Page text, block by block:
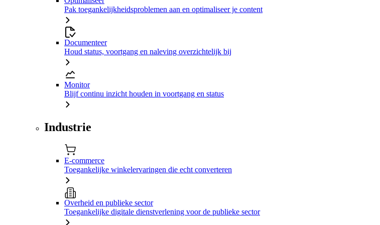
Pak toegankelijkheidsproblemen aan en optimaliseer je content
Documenteer
Houd status, voortgang en naleving overzichtelijk bij
Monitor
Blijf continu inzicht houden in voortgang en status
Industrie
E-commerce
Toegankelijke winkelervaringen die echt converteren
Overheid en publieke sector
Toegankelijke digitale dienstverlening voor de publieke sector